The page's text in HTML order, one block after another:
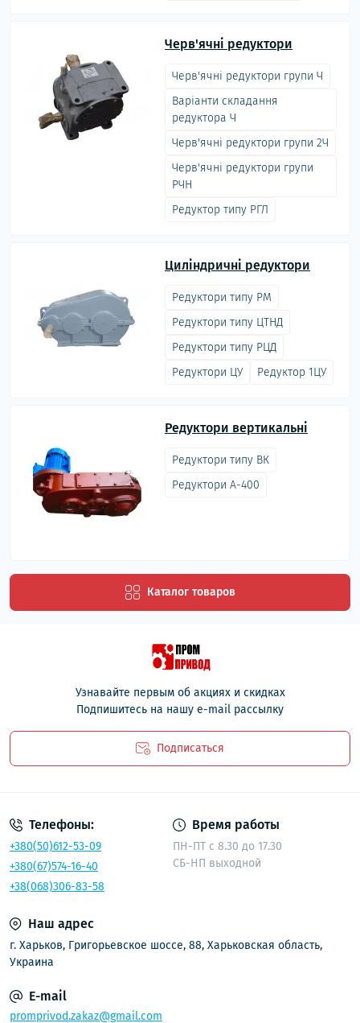
Черв'ячні редуктори
Черв'ячні редуктори групи Ч
Варіанти складання
редуктора Ч
Черв'ячні редуктори групи 2Ч
Черв'ячні редуктори групи
РЧН
Редуктор типу РГЛ
Циліндричні редуктори
Редуктори типу РМ
Редуктори типу ЦТНД
Редуктори типу РЦД
Редуктори ЦУ
Редуктор 1ЦУ
Редуктори вертикальні
Редуктори типу ВК
Редуктори А-400
Каталог товаров
Узнавайте первым об акциях и скидках
Подпишитесь на нашу e-mail рассылку
Подписаться
Телефоны:
+380(50)612-53-09
+380(67)574-16-40
+38(068)306-83-58
Время работы
ПН-ПТ с 8.30 до 17.30
СБ-НП выходной
Наш адрес
г. Харьков, Григорьевское шоссе, 88, Харьковская область,
Украина
E-mail
promprivod.zakaz@gmail.com